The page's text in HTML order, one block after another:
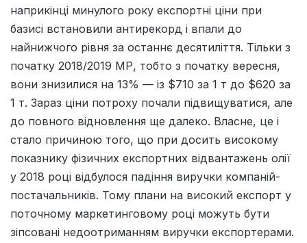
наприкінці минулого року експортні ціни при
базисі встановили антирекорд і впали до
найнижчого рівня за останнє десятиліття. Тільки з
початку 2018/2019 МР, тобто з початку вересня,
вони знизилися на 13% — із $710 за 1 т до $620 за
1 т. Зараз ціни потроху почали підвищуватися, але
до повного відновлення ще далеко. Власне, це і
стало причиною того, що при досить високому
показнику фізичних експортних відвантажень олії
у 2018 році відбулося падіння виручки компаній-
постачальників. Тому плани на високий експорт у
поточному маркетинговому році можуть бути
зіпсовані недоотриманням виручки експортерами.